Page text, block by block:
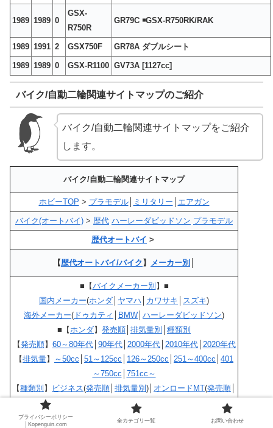
1989 1989 0
GSX-
R750R
GR79C ￭GSX-R750RK/RAK
1989 1991 2 GSX750F GR78A ダブルシート
1989 1989 0 GSX-R1100 GV73A [1127cc]
バイク/自動二輪関連サイトマップのご紹介
バイク/自動二輪関連サイトマップをご紹介
します。
バイク/自動二輪関連サイトマップ
ホビーTOP > プラモデル│ ミリタリー エアガン
バイク(オートバイ) > 歴代 ハーレーダビッドソン プラモデル
歴代オートバイ >
【歴代オートバイ/バイク 】 メーカー別
■【バイクメーカー別 】■
国内メーカー(ホンダ ヤマハ カワサキ スズキ)
海外メーカー( ドゥカティ BMW ハーレーダビッドソン)
■【ホンダ】 発売順 排気量別
種類別
【発売順】 60～80年代│ 90年代│ 2000年代│ 2010年代│ 2020年代
【排気量】 ～50cc 51～125cc 126～250cc 251～400cc 401
～750cc 751cc～
【種類別 】 ビジネス(発売順 排気量別 )│ オンロードMT(発売順
排気量別)│ 排気量別 発売順
排気量別)
プライバシーポリシー
│Kopenguin.com
全カテゴリ一覧 お問い合わせ